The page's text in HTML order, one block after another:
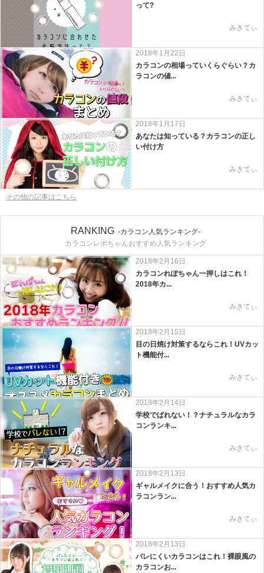
って?
みきてぃ
2018年1月22日
カラコンの相場っていくらぐらい？カ
ラコンの値...
みきてぃ
2018年1月17日
あなたは知っている？カラコンの正し
い付け方
みきてぃ
その他の記事はこちら
RANKING -カラコン人気ランキング-
カラコンレポちゃんおすすめ人気ランキング
2018年2月16日
カラコンれぽちゃん一押しはこれ！
2018年カ...
みきてぃ
2018年2月15日
目の日焼け対策するならこれ！UVカッ
ト機能付...
みきてぃ
2018年2月14日
学校でばれない！？ナチュラルなカラ
コンランキ...
みきてぃ
2018年2月13日
ギャルメイクに合う！おすすめ人気カ
ラコンラン...
みきてぃ
2018年2月13日
バレにくいカラコンはこれ！裸眼風の
カラコンお...